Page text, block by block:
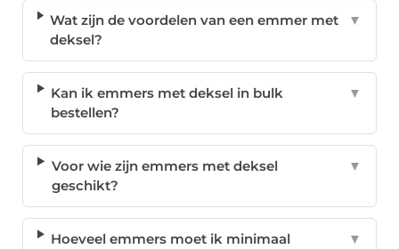
Wat zijn de voordelen van een emmer met
deksel?
▼
Kan ik emmers met deksel in bulk
bestellen?
▼
Voor wie zijn emmers met deksel
geschikt?
▼
Hoeveel emmers moet ik minimaal
▼